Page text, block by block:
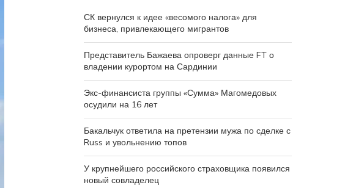
СК вернулся к идее «весомого налога» для
бизнеса, привлекающего мигрантов
Представитель Бажаева опроверг данные FT о
владении курортом на Сардинии
Экс-финансиста группы «Сумма» Магомедовых
осудили на 16 лет
Бакальчук ответила на претензии мужа по сделке с
Russ и увольнению топов
У крупнейшего российского страховщика появился
новый совладелец